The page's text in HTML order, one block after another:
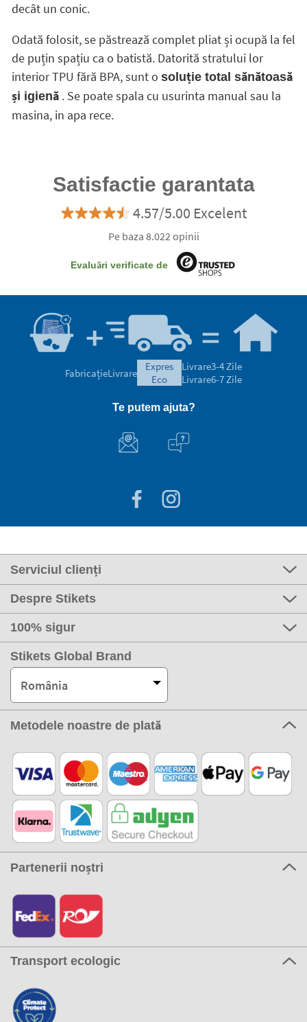
decât un conic.
Odată folosit, se păstrează complet pliat și ocupă la fel
de puțin spațiu ca o batistă. Datorită stratului lor
interior TPU fără BPA, sunt o soluție total sănătoasă
și igienă. Se poate spala cu usurinta manual sau la
masina, in apa rece.
Satisfactie garantata
4.57/5.00 Excelent
Pe baza 8.022 opinii
Evaluări verificate de
FabricațieLivrare
expres
eco
Livrare3-4 Zile
Livrare6-7 Zile
Te putem ajuta?
Serviciul clienți
Despre Stikets
100% sigur
Stikets Global Brand
România
Metodele noastre de plată
Partenerii noștri
Transport ecologic